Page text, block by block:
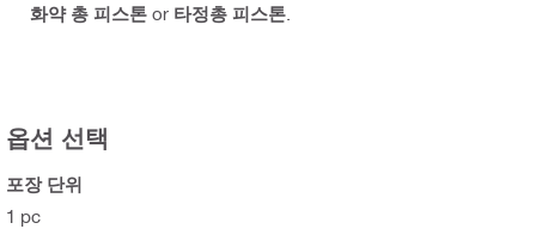
화약 총 피스톤 or 타정총 피스톤
옵션 선택
포장 단위
1 pc